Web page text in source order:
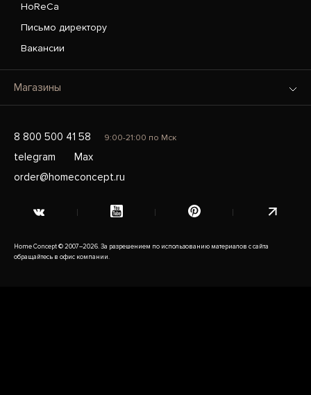
HoReCa
Письмо директору
Вакансии
Магазины
8 800 500 41 58 9:00-21:00 по Мск
telegram
Max
order@homeconcept.ru
Home Concept © 2007–2026. За разрешением по использованию материалов с сайта
обращайтесь в офис компании.